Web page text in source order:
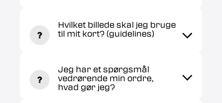
Hvilket billede skal jeg bruge
til mit kort? (guidelines)
Jeg har et spørgsmål
vedrørende min ordre,
hvad gør jeg?